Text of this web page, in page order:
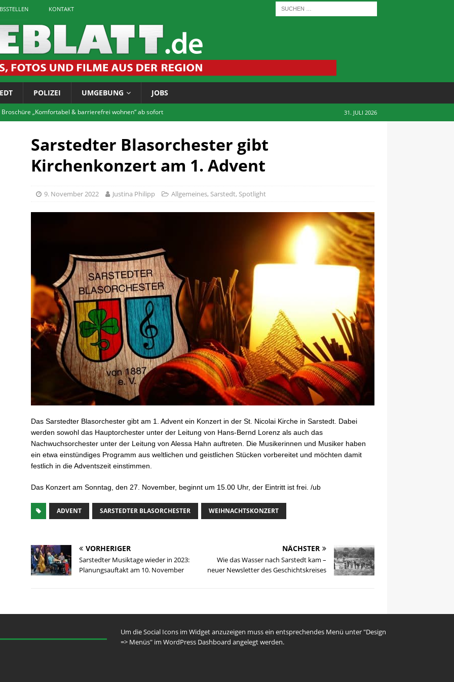
KONTAKT
POLIZEI UMGEBUNG JOBS
„Komfortabel & barrierefrei wohnen“ ab sofort
zum Bürgerforum via Telefon
LOKALES
Landkreis führt Jugendschutzkontrollen durch
Rätsel um Vossenhaus gelöst
LOKALES
31. JULI 2026
Sarstedter Blasorchester gibt
Kirchenkonzert am 1. Advent
9. November 2022 Justina Philipp Allgemeines, Sarstedt, Spotlight
Das Sarstedter Blasorchester gibt am 1. Advent ein Konzert in der St. Nicolai Kirche in Sarstedt. Dabei
werden sowohl das Hauptorchester unter der Leitung von Hans-Bernd Lorenz als auch das
Nachwuchsorchester unter der Leitung von Alessa Hahn auftreten. Die Musikerinnen und Musiker haben
ein etwa einstündiges Programm aus weltlichen und geistlichen Stücken vorbereitet und möchten damit
festlich in die Adventszeit einstimmen.
Das Konzert am Sonntag, den 27. November, beginnt um 15.00 Uhr, der Eintritt ist frei. /ub
ADVENT SARSTEDTER BLASORCHESTER WEIHNACHTSKONZERT
VORHERIGER
Sarstedter Musiktage wieder in 2023:
Planungsauftakt am 10. November
NÄCHSTER
Wie das Wasser nach Sarstedt kam –
neuer Newsletter des Geschichtskreises
Um die Social Icons im Widget anzuzeigen muss ein entsprechendes Menü unter "Design
=> Menüs" im WordPress Dashboard angelegt werden.